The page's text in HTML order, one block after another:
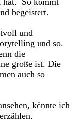
begeistert.
und
und so.
die
große ist. Die
auch so
könnte ich